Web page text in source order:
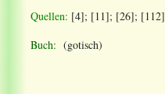
Quellen: [4]; [11]; [26]; [112]
Buch: (gotisch)